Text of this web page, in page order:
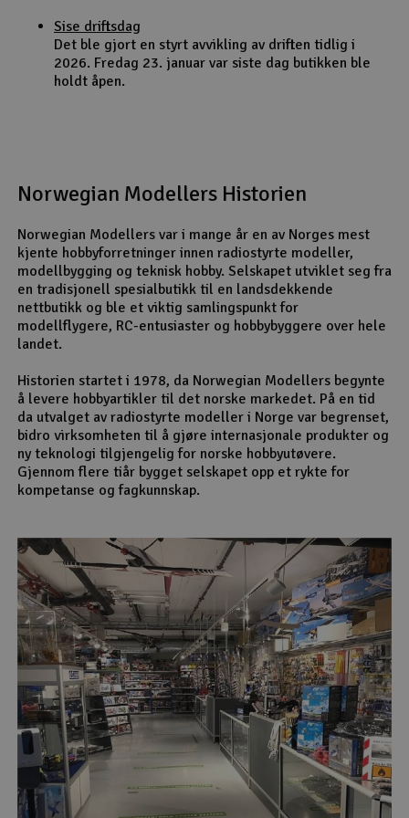
Sise driftsdag
Det ble gjort en styrt avvikling av driften tidlig i
2026. Fredag 23. januar var siste dag butikken ble
holdt åpen.
Norwegian Modellers Historien
Norwegian Modellers var i mange år en av Norges mest
kjente hobbyforretninger innen radiostyrte modeller,
modellbygging og teknisk hobby. Selskapet utviklet seg fra
en tradisjonell spesialbutikk til en landsdekkende
nettbutikk og ble et viktig samlingspunkt for
modellflygere, RC-entusiaster og hobbybyggere over hele
landet.
Historien startet i 1978, da Norwegian Modellers begynte
å levere hobbyartikler til det norske markedet. På en tid
da utvalget av radiostyrte modeller i Norge var begrenset,
bidro virksomheten til å gjøre internasjonale produkter og
ny teknologi tilgjengelig for norske hobbyutøvere.
Gjennom flere tiår bygget selskapet opp et rykte for
kompetanse og fagkunnskap.